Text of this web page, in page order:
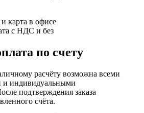
карта в офисе
с НДС и без
по счету
расчёту возможна всеми
индивидуальными
подтверждения заказа
счёта.